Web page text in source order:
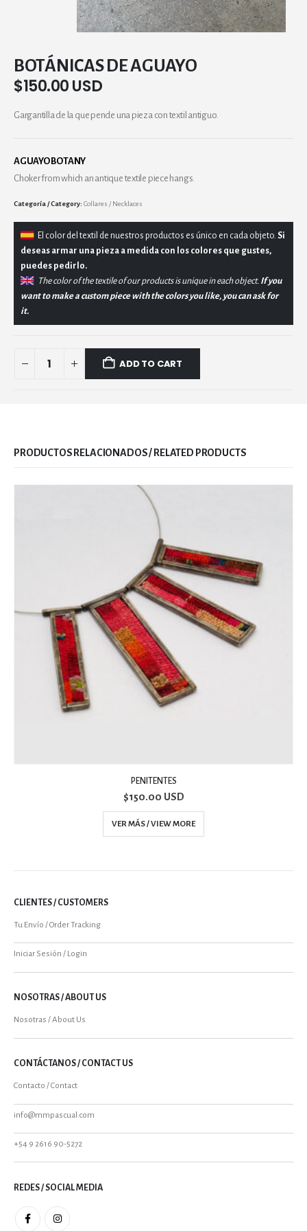
BOTÁNICAS DE AGUAYO
$150.00 USD
Gargantilla de la que pende una pieza con textil antiguo.
AGUAYO BOTANY
Choker from which an antique textile piece hangs.
Category: Collares / Necklaces
El color del textil de nuestros productos es único en cada objeto. Si
deseas armar una pieza a medida con los colores que gustes,
puedes pedirlo.
The color of the textile of our products is unique in each object. If you
want to make a custom piece with the colors you like, you can ask for
it.
ADD TO CART
RELATED PRODUCTS
150.00 USD
VER MÁS / VIEW MORE
CLIENTES / CUSTOMERS
Tu Envío / Order Tracking
Iniciar Sesión / Login
NOSOTRAS / ABOUT US
Nosotras / About Us
CONTÁCTANOS / CONTACT US
Contacto / Contact
info@mmpascual.com
+54 9 2616 90-5272
REDES / SOCIAL MEDIA